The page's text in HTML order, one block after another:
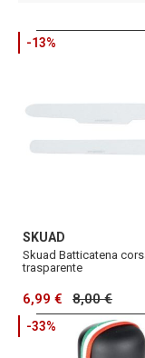
-13%
SKUAD
Skuad Batticatena
trasparente
6,99 € 8,00 €
-33%